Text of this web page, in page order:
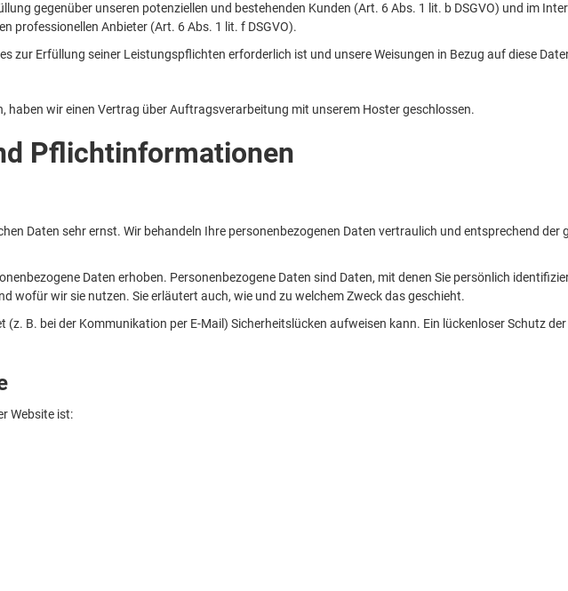
gegenüber unseren potenziellen und bestehenden Kunden (Art. 6 Abs. 1 lit. b DSGVO) und im
professionellen Anbieter (Art. 6 Abs. 1 lit. f DSGVO).
zur Erfüllung seiner Leistungspflichten erforderlich ist und unsere Weisungen in Bezug auf diese
wir einen Vertrag über Auftragsverarbeitung mit unserem Hoster geschlossen.
Pflichtinformationen
Daten sehr ernst. Wir behandeln Ihre personenbezogenen Daten vertraulich und entsprechend
Daten erhoben. Personenbezogene Daten sind Daten, mit denen Sie persönlich
wofür wir sie nutzen. Sie erläutert auch, wie und zu welchem Zweck das geschieht.
B. bei der Kommunikation per E-Mail) Sicherheitslücken aufweisen kann. Ein lückenloser Schutz
Website ist: